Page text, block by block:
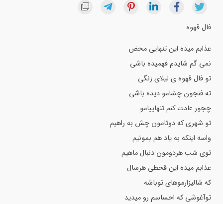
فال قهوه
عذابم میده این تنهایی محض
نمی گم شایدم فهمیده باشی
تو فال قهوه ی لیلای زنگی
ته فنجون چشامو دیده باشی
چجور عادت کنم تنهاییامو
تو شهری که دوتامون چش به راهیم
واسه اینکه به یاد هم بمونیم
توی شب هردومون دنبال ماهیم
عذابم میده این قحطی هرسال
که شالیزارموهای توباشه
توآغوشی که احساسم رو میدید